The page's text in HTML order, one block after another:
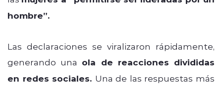
hombre”.
Las declaraciones se viralizaron rápidamente,
generando una ola de reacciones divididas
en redes sociales. Una de las respuestas más